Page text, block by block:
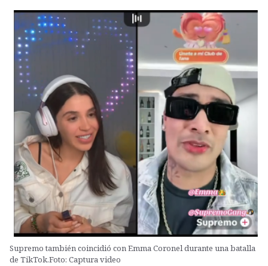
Supremo también coincidió con Emma Coronel durante una batalla
de TikTok.Foto: Captura video